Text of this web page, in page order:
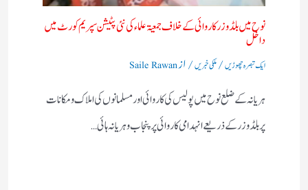
نوح میں بلڈوزر کاروائی کے خلاف جمعیۃ علماء کی نئی پٹیشن سپریم کورٹ میں
داخل
ایک تبصرہ چھوڑیں/ملکی خبریں/ ازSaile Rawan
ہریانہ کے ضلع نوح میں پولیس کی کاروائی اور مسلمانوں کی املاک و مکانات
پر بلڈوزر کے ذریعے انہدامی کاروائی پر پنجاب و ہریانہ ہائی…